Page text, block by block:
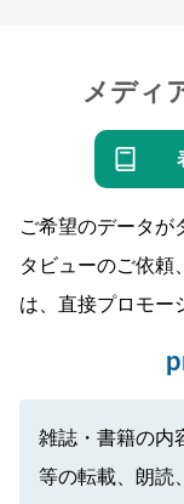
メディ
ご希望のデータが
タビューのご依頼
は、直接プロモー
雑誌・書籍の内
等の転載、朗読